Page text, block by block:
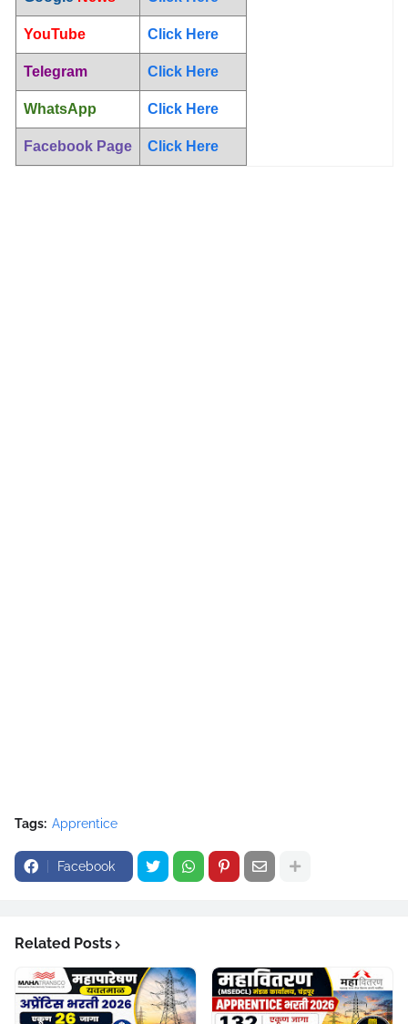
YouTube Click Here
Telegram Click Here
WhatsApp Click Here
Facebook Page Click Here
Tags: Apprentice
Facebook
Related Posts